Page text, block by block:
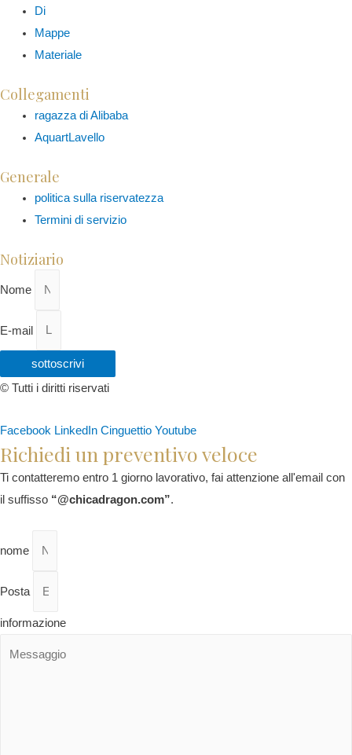
Di
Mappe
Materiale
Collegamenti
ragazza di Alibaba
AquartLavello
Generale
politica sulla riservatezza
Termini di servizio
Notiziario
Nome
E-mail
sottoscrivi
© Tutti i diritti riservati
Facebook LinkedIn Cinguettio Youtube
Richiedi un preventivo veloce
Ti contatteremo entro 1 giorno lavorativo, fai attenzione all'email con
il suffisso “@chicadragon.com”.
nome
Posta
informazione